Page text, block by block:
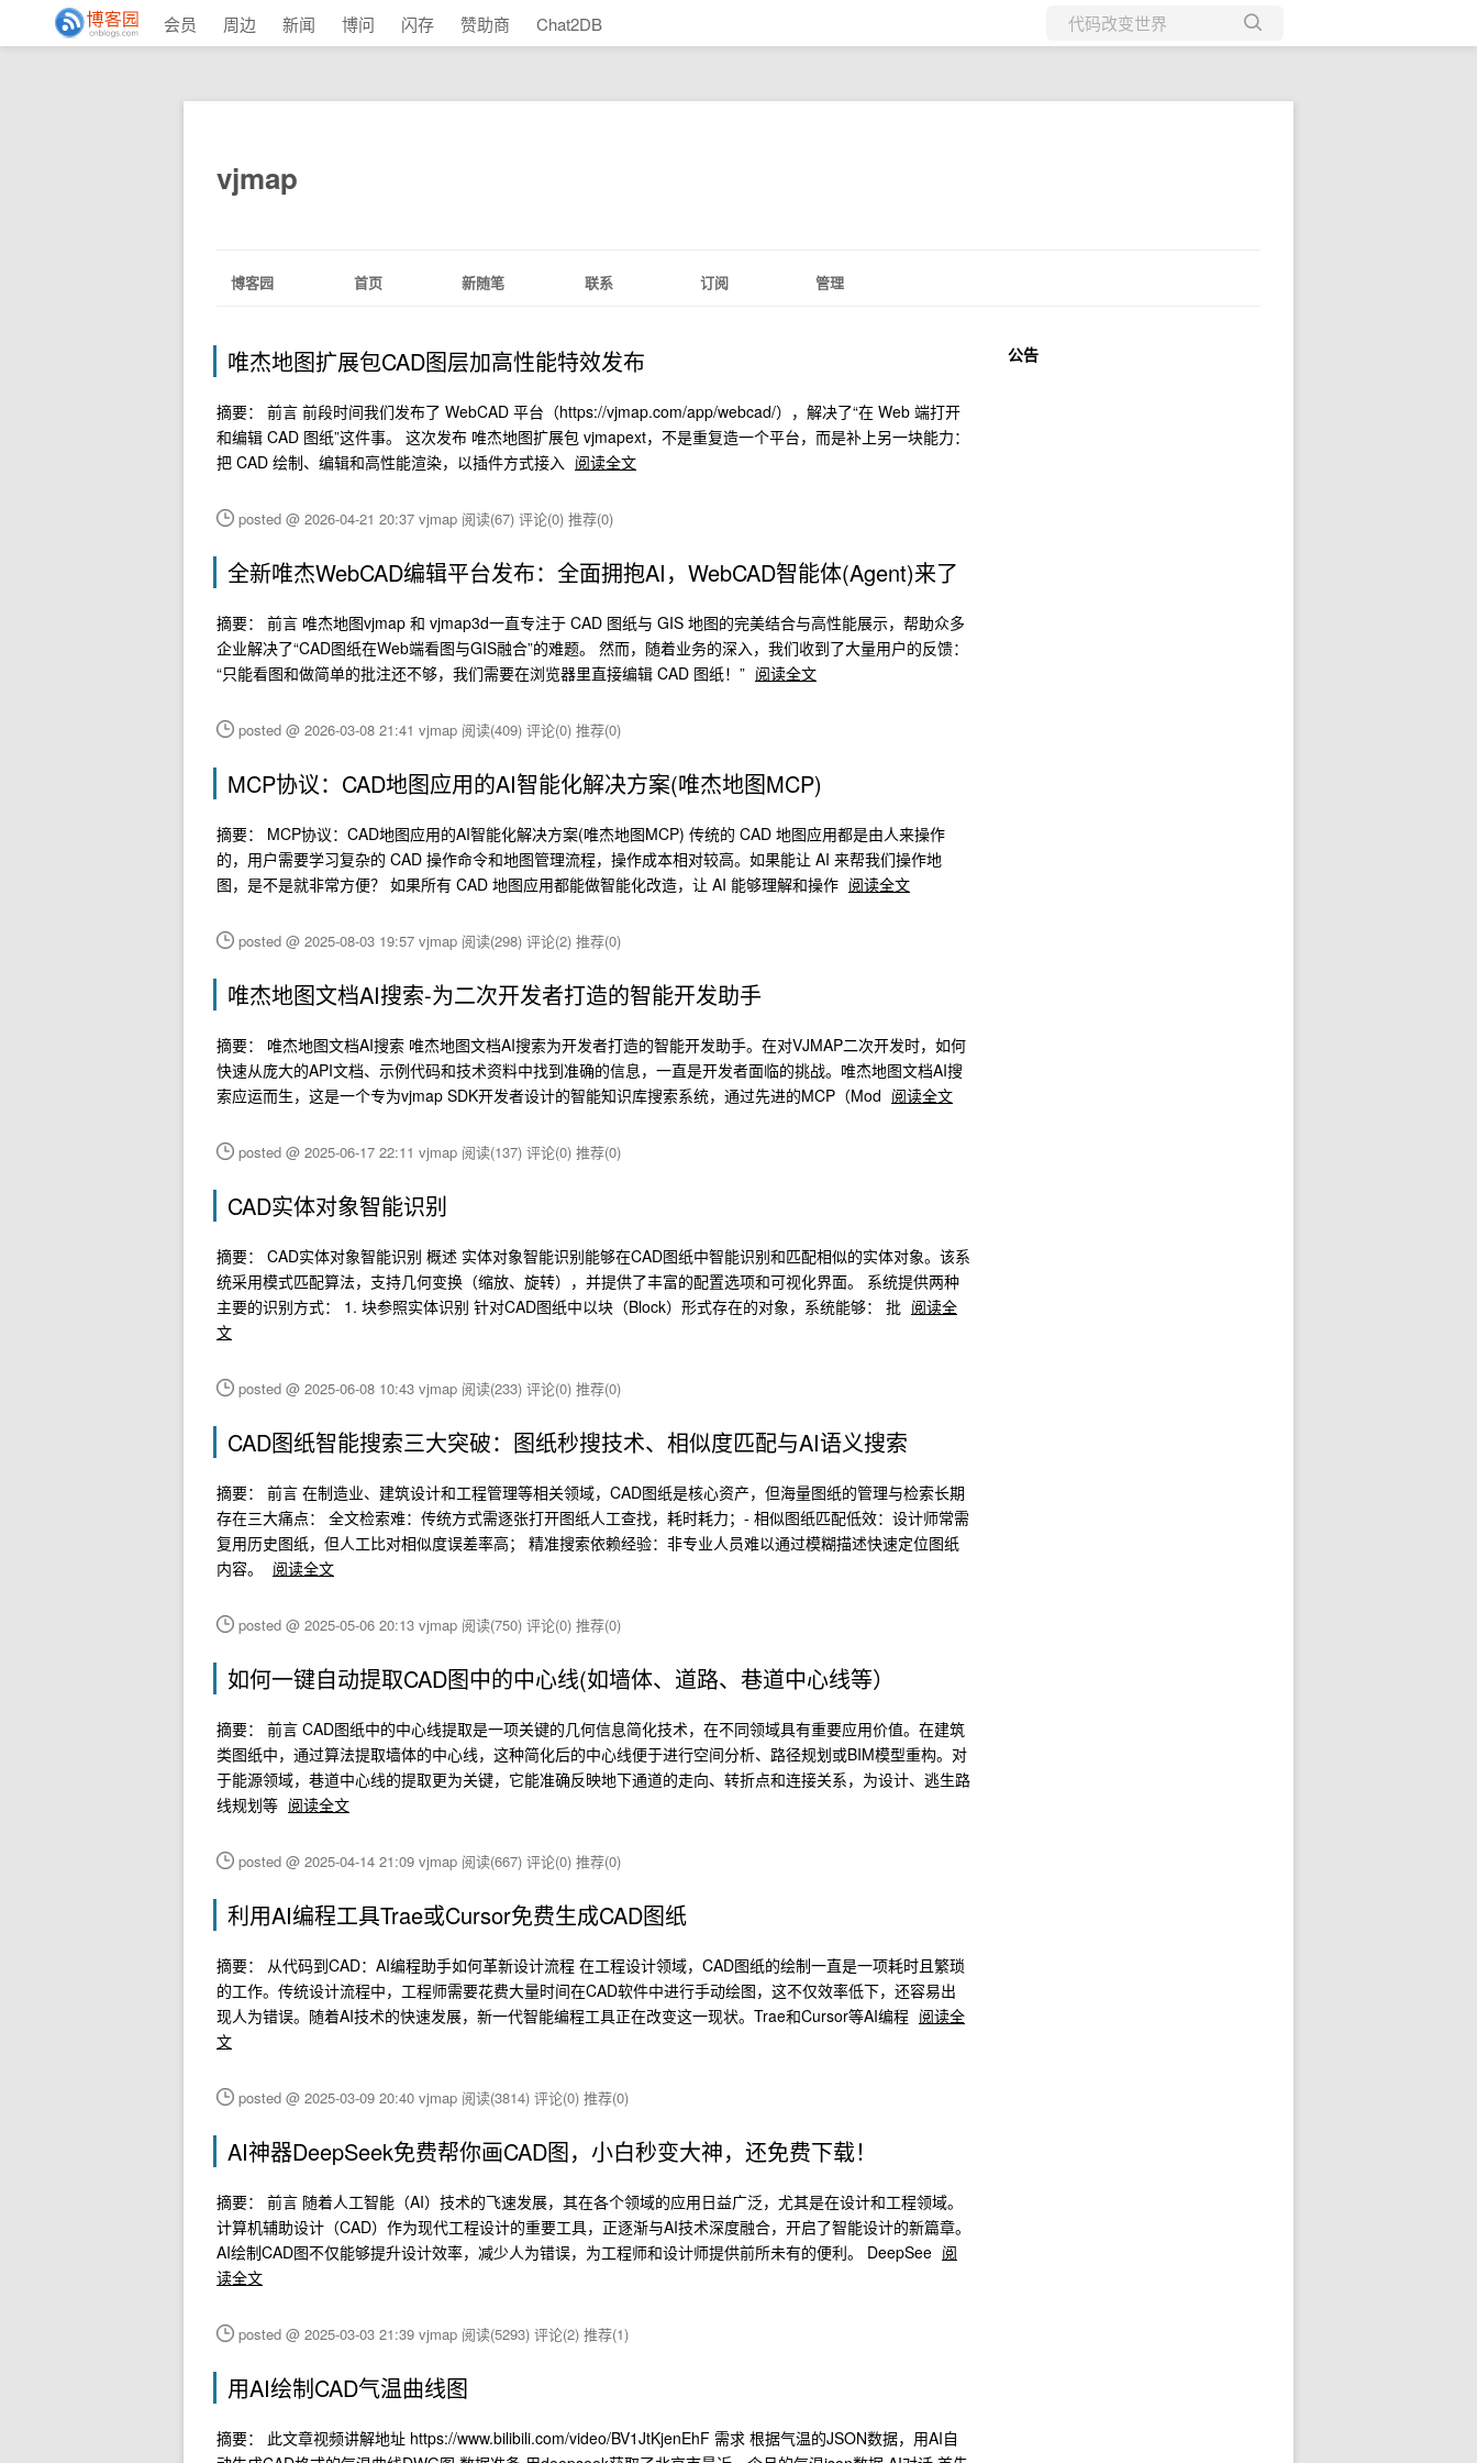
会员 周边 新闻 博问 闪存 赞助商 Chat2DB
当前博客
vjmap
博客园 首页 新随笔 联系 订阅 管理
唯杰地图扩展包CAD图层加高性能特效发布
摘要： 前言 前段时间我们发布了 WebCAD 平台（https://vjmap.com/app/webcad/），解决了“在 Web 端打开
和编辑 CAD 图纸”这件事。 这次发布 唯杰地图扩展包 vjmapext，不是重复造一个平台，而是补上另一块能力：
把 CAD 绘制、编辑和高性能渲染，以插件方式接入 阅读全文
posted @ 2026-04-21 20:37 vjmap 阅读(67) 评论(0) 推荐(0)
全新唯杰WebCAD编辑平台发布：全面拥抱AI，WebCAD智能体(Agent)来了
摘要： 前言 唯杰地图vjmap 和 vjmap3d一直专注于 CAD 图纸与 GIS 地图的完美结合与高性能展示，帮助众多
企业解决了“CAD图纸在Web端看图与GIS融合”的难题。 然而，随着业务的深入，我们收到了大量用户的反馈：
“只能看图和做简单的批注还不够，我们需要在浏览器里直接编辑 CAD 图纸！” 阅读全文
posted @ 2026-03-08 21:41 vjmap 阅读(409) 评论(0) 推荐(0)
MCP协议：CAD地图应用的AI智能化解决方案(唯杰地图MCP)
摘要： MCP协议：CAD地图应用的AI智能化解决方案(唯杰地图MCP) 传统的 CAD 地图应用都是由人来操作
的，用户需要学习复杂的 CAD 操作命令和地图管理流程，操作成本相对较高。如果能让 AI 来帮我们操作地
图，是不是就非常方便？ 如果所有 CAD 地图应用都能做智能化改造，让 AI 能够理解和操作 阅读全文
posted @ 2025-08-03 19:57 vjmap 阅读(298) 评论(2) 推荐(0)
唯杰地图文档AI搜索-为二次开发者打造的智能开发助手
摘要： 唯杰地图文档AI搜索 唯杰地图文档AI搜索为开发者打造的智能开发助手。在对VJMAP二次开发时，如何
快速从庞大的API文档、示例代码和技术资料中找到准确的信息，一直是开发者面临的挑战。唯杰地图文档AI搜
索应运而生，这是一个专为vjmap SDK开发者设计的智能知识库搜索系统，通过先进的MCP（Mod 阅读全文
posted @ 2025-06-17 22:11 vjmap 阅读(137) 评论(0) 推荐(0)
CAD实体对象智能识别
摘要： CAD实体对象智能识别 概述 实体对象智能识别能够在CAD图纸中智能识别和匹配相似的实体对象。该系
统采用模式匹配算法，支持几何变换（缩放、旋转），并提供了丰富的配置选项和可视化界面。 系统提供两种
主要的识别方式： 1. 块参照实体识别 针对CAD图纸中以块（Block）形式存在的对象，系统能够： 批 阅读全
文
posted @ 2025-06-08 10:43 vjmap 阅读(233) 评论(0) 推荐(0)
CAD图纸智能搜索三大突破：图纸秒搜技术、相似度匹配与AI语义搜索
摘要： 前言 在制造业、建筑设计和工程管理等相关领域，CAD图纸是核心资产，但海量图纸的管理与检索长期
存在三大痛点： 全文检索难：传统方式需逐张打开图纸人工查找，耗时耗力；- 相似图纸匹配低效：设计师常需
复用历史图纸，但人工比对相似度误差率高； 精准搜索依赖经验：非专业人员难以通过模糊描述快速定位图纸
内容。
阅读全文
posted @ 2025-05-06 20:13 vjmap 阅读(750) 评论(0) 推荐(0)
如何一键自动提取CAD图中的中心线(如墙体、道路、巷道中心线等）
摘要： 前言 CAD图纸中的中心线提取是一项关键的几何信息简化技术，在不同领域具有重要应用价值。在建筑
类图纸中，通过算法提取墙体的中心线，这种简化后的中心线便于进行空间分析、路径规划或BIM模型重构。对
于能源领域，巷道中心线的提取更为关键，它能准确反映地下通道的走向、转折点和连接关系，为设计、逃生路
线规划等 阅读全文
posted @ 2025-04-14 21:09 vjmap 阅读(667) 评论(0) 推荐(0)
利用AI编程工具Trae或Cursor免费生成CAD图纸
摘要： 从代码到CAD：AI编程助手如何革新设计流程 在工程设计领域，CAD图纸的绘制一直是一项耗时且繁琐
的工作。传统设计流程中，工程师需要花费大量时间在CAD软件中进行手动绘图，这不仅效率低下，还容易出
现人为错误。随着AI技术的快速发展，新一代智能编程工具正在改变这一现状。Trae和Cursor等AI编程 阅读全
文
posted @ 2025-03-09 20:40 vjmap 阅读(3814) 评论(0) 推荐(0)
AI神器DeepSeek免费帮你画CAD图，小白秒变大神，还免费下载！
摘要： 前言 随着人工智能（AI）技术的飞速发展，其在各个领域的应用日益广泛，尤其是在设计和工程领域。
计算机辅助设计（CAD）作为现代工程设计的重要工具，正逐渐与AI技术深度融合，开启了智能设计的新篇章。
AI绘制CAD图不仅能够提升设计效率，减少人为错误，为工程师和设计师提供前所未有的便利。 DeepSee 阅
读全文
posted @ 2025-03-03 21:39 vjmap 阅读(5293) 评论(2) 推荐(1)
用AI绘制CAD气温曲线图
摘要： 此文章视频讲解地址 https://www.bilibili.com/video/BV1JtKjenEhF 需求 根据气温的JSON数据，用AI自
公告